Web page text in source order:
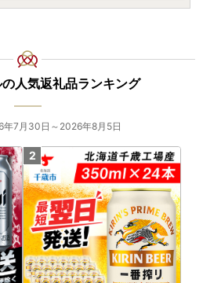
人気返礼品ランキング
年7月30日～2026年8月5日